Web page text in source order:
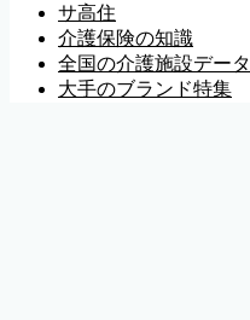
サ高住
介護保険の知識
全国の介護施設データ
大手のブランド特集